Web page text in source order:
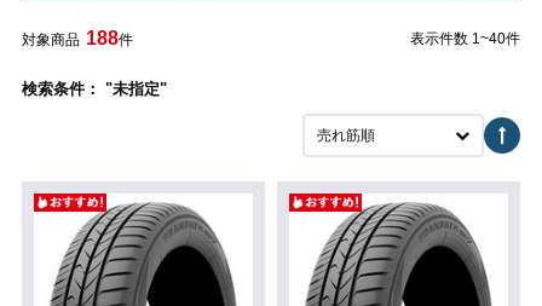
対象商品 188件 表示件数 1~40件
検索条件： "未指定"
売れ筋順